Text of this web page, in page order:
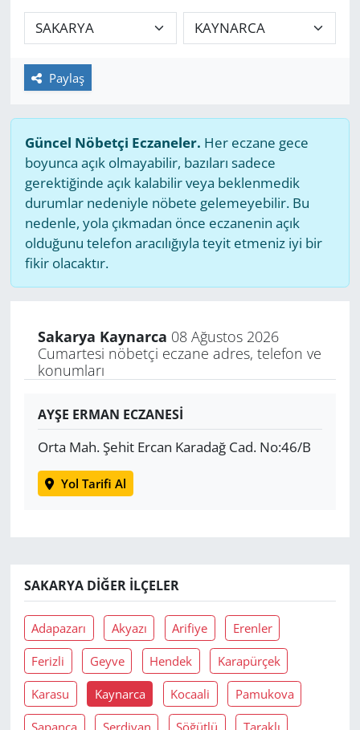
Paylaş
Güncel Nöbetçi Eczaneler. Her eczane gece
boyunca açık olmayabilir, bazıları sadece
gerektiğinde açık kalabilir veya beklenmedik
durumlar nedeniyle nöbete gelemeyebilir. Bu
nedenle, yola çıkmadan önce eczanenin açık
olduğunu telefon aracılığıyla teyit etmeniz iyi bir
fikir olacaktır.
Sakarya Kaynarca 08 Ağustos 2026
Cumartesi nöbetçi eczane adres, telefon ve
konumları
AYŞE ERMAN ECZANESİ
Orta Mah. Şehit Ercan Karadağ Cad. No:46/B
Yol Tarifi Al
SAKARYA DIĞER İLÇELER
Adapazarı Akyazı Arifiye Erenler
Ferizli Geyve Hendek Karapürçek
Karasu Kaynarca Kocaali Pamukova
GÜNDEM
HABERDE İNSAN
MAGAZİN
POLİTİKA
RESMİ İLANLAR
SAĞLIK
SPOR